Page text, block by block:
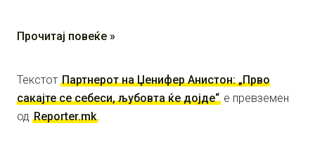
Прочитај повеќе »
Текстот Партнерот на Џенифер Анистон: „Прво
сакајте се себеси, љубовта ќе дојде“ е превземен
од Reporter.mk.